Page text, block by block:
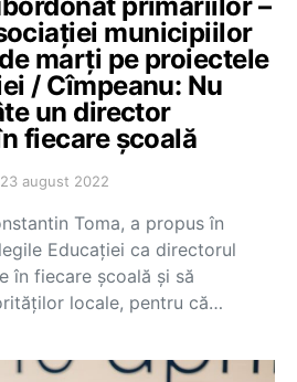
municipiilor
marți pe proiectele
/ Cîmpeanu: Nu
un director
fiecare școală
23 august 2022
Toma, a propus în
Educației ca directorul
în fiecare școală și să
locale, pentru că…